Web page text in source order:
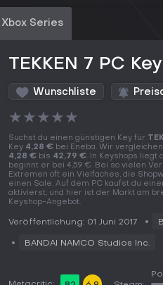
Xbox Series
TEKKEN 7 PC
Wunschliste
★★★★★
Suchst du einen günstigen Key für
Key 4,28 € bei Eneba. Wir
4,28 € bis 42,79 €. In Keyshops liegt
beginnt er bei 4,59 €. Bei so vielen
Extremen oft ein Vielfaches, die
einen Sale. Auf dem PC kaufst du
aktivierst, und hier ist der Markt am
Keyshop-Angebot.
Veröffentlichung: 01 Juni 2017
BANDAI NAMCO Studios Inc.